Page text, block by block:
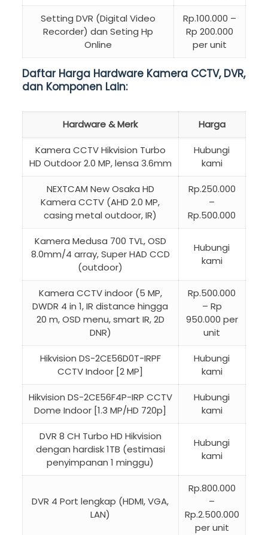
Setting DVR (Digital Video
Recorder) dan Seting Hp
Online
Rp.100.000 –
Rp 200.000
per unit
Daftar Harga Hardware Kamera CCTV, DVR,
dan Komponen Lain:
Hardware & Merk Harga
Kamera CCTV Hikvision Turbo
HD Outdoor 2.0 MP, lensa 3.6mm
Hubungi
kami
NEXTCAM New Osaka HD
Kamera CCTV (AHD 2.0 MP,
casing metal outdoor, IR)
Rp.250.000
–
Rp.500.000
Kamera Medusa 700 TVL, OSD
8.0mm/4 array, Super HAD CCD
(outdoor)
Hubungi
kami
Kamera CCTV indoor (5 MP,
DWDR 4 in 1, IR distance hingga
20 m, OSD menu, smart IR, 2D
DNR)
Rp.500.000
– Rp
950.000 per
unit
Hikvision DS-2CE56D0T-IRPF
CCTV Indoor [2 MP]
Hubungi
kami
Hikvision DS-2CE56F4P-IRP CCTV
Dome Indoor [1.3 MP/HD 720p]
Hubungi
kami
DVR 8 CH Turbo HD Hikvision
dengan hardisk 1TB (estimasi
penyimpanan 1 minggu)
Hubungi
kami
DVR 4 Port lengkap (HDMI, VGA,
LAN)
Rp.800.000
–
Rp.2.500.000
per unit